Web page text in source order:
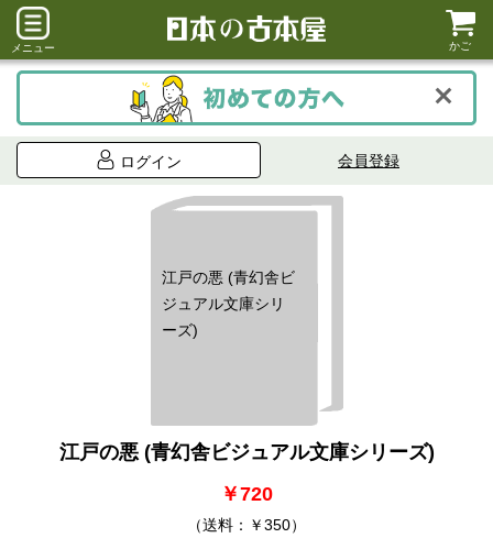
メニュー かご
ログイン 会員登録
江戸の悪 (青幻舎ビ
ジュアル文庫シリ
ーズ)
江戸の悪 (青幻舎ビジュアル文庫シリーズ)
￥720
（送料：￥350）